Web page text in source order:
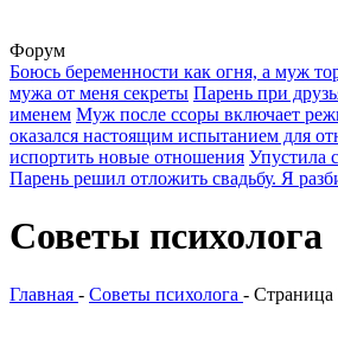
Форум
Боюсь беременности как огня, а муж
мужа от меня секреты Парень при
именем Муж после ссоры включает
оказался настоящим испытанием для
испортить новые отношения Упустила
Парень решил отложить свадьбу. Я
Советы психолога
Главная - Советы психолога - Страница